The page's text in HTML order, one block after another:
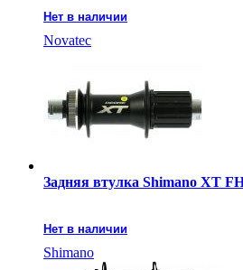
Нет в наличии
Novatec
Задняя втулка Shimano XT
Нет в наличии
Shimano